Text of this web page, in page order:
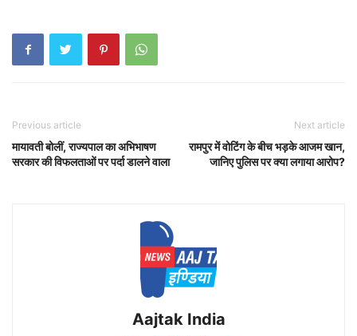
Previous article
मायावती बोलीं, राज्यपाल का अभिभाषण
सरकार की विफलताओं पर पर्दा डालने वाला
Next article
रामपुर में वोटिंग के बीच भड़के आजम खान,
जानिए पुलिस पर क्या लगाया आरोप?
Aajtak India